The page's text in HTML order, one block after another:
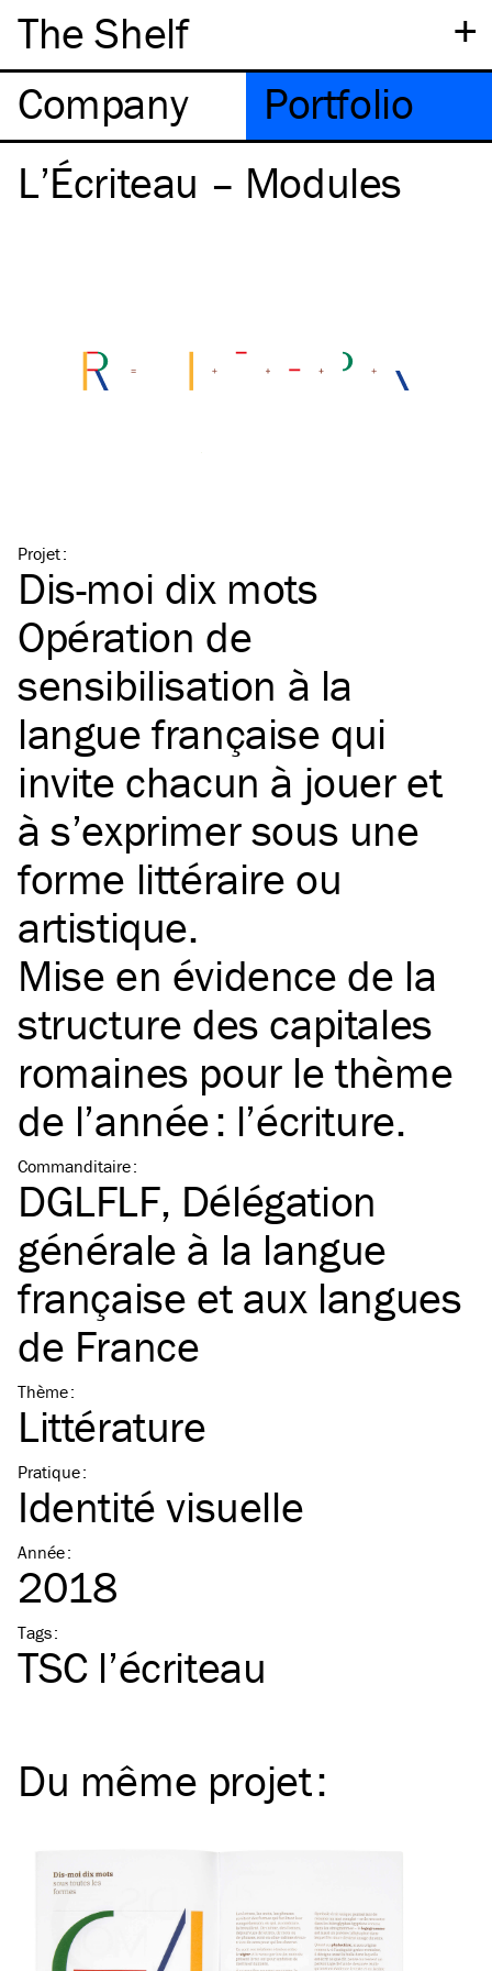
+
The Shelf
Company
Portfolio
L’Écriteau – Modules
Projet:
Dis-moi dix mots
Opération de
sensibilisation à la
langue française qui
invite chacun à jouer et
à s’exprimer sous une
forme littéraire ou
artistique.
Mise en évidence de la
structure des capitales
romaines pour le thème
de l’année : l’écriture.
Commanditaire:
DGLFLF, Délégation
générale à la langue
française et aux langues
de France
Thème:
Littérature
Pratique:
Identité visuelle
Année:
2018
Tags:
TSCl’écriteau
Du même projet: